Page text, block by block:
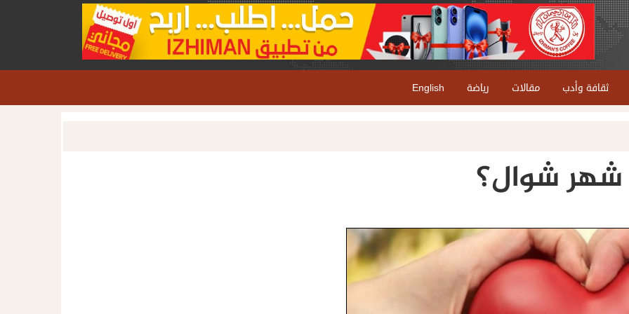
ثقافة وأدب مقالات رياضة English
شهر شوال؟